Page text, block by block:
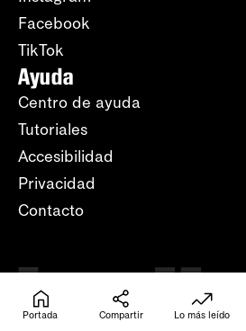
Facebook
TikTok
Ayuda
Centro de ayuda
Tutoriales
Accesibilidad
Privacidad
Contacto
Portada Compartir Lo más leído